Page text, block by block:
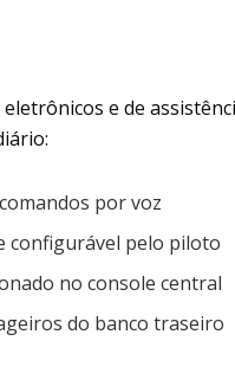
e de
por voz
configurável pelo piloto
no console central
do banco traseiro